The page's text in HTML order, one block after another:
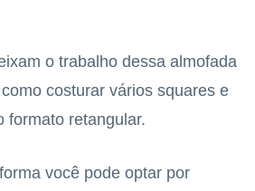
o trabalho dessa almofada
costurar vários squares e
formato retangular.
você pode optar por